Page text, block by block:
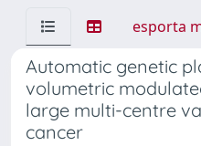
esporta
Automatic genetic
volumetric
large multi-centre
cancer